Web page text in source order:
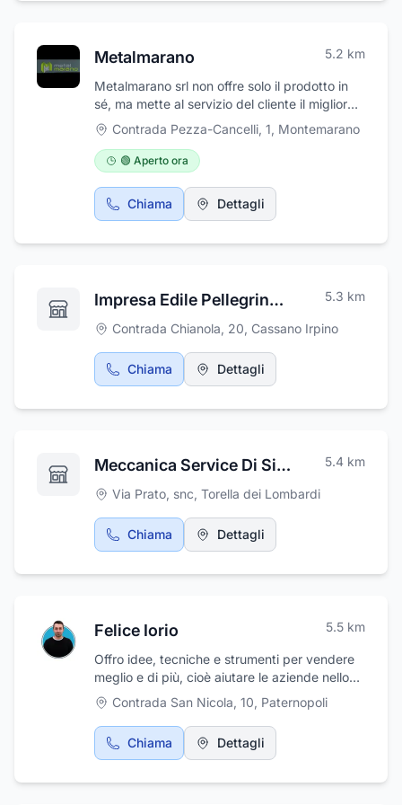
Metalmarano 5.2 km
Metalmarano srl non offre solo il prodotto in
sé, ma mette al servizio del cliente il miglior
supporto soprattutto quando si tratta di
prestazioni per edifici, in quanto azienda ben
organizzata ed attrezzata per rispettare i
termini di costi e consegna contrattuali. Con il
supporto dei migliori progettisti, Metalmarano
si occupa della progettazione, la gestione del
involucri architettonici, coperture e sistemi
Contrada Pezza-Cancelli, 1, Montemarano
🟢 Aperto ora
Chiama Dettagli
Impresa Edile Pellegrino Giuseppe 5.3 km
Contrada Chianola, 20, Cassano Irpino
Chiama Dettagli
Meccanica Service Di Sicuranza Mosè Aci Global Soccorso Stradale 5.4 km
Via Prato, snc, Torella dei Lombardi
Chiama Dettagli
Felice Iorio 5.5 km
Offro idee, tecniche e strumenti per vendere
meglio e di più, cioè aiutare le aziende nello
sviluppare una presenza online grazie al
Digital Marketing
Contrada San Nicola, 10, Paternopoli
Chiama Dettagli